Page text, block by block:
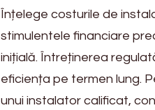
Înțelege costurile de
stimulentele financiare
inițială. Întreținerea
eficiența pe termen lung.
unui instalator calificat,